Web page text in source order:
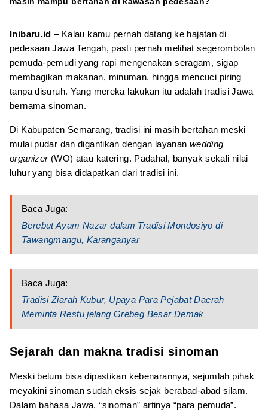
Inibaru.id – Kalau kamu pernah datang ke hajatan di
pedesaan Jawa Tengah, pasti pernah melihat segerombolan
pemuda-pemudi yang rapi mengenakan seragam, sigap
membagikan makanan, minuman, hingga mencuci piring
tanpa disuruh. Yang mereka lakukan itu adalah tradisi Jawa
bernama sinoman.
Di Kabupaten Semarang, tradisi ini masih bertahan meski
mulai pudar dan digantikan dengan layanan wedding
organizer(WO) atau katering. Padahal, banyak sekali nilai
luhur yang bisa didapatkan dari tradisi ini.
Baca Juga:
Berebut Ayam Nazar dalam Tradisi Mondosiyo di
Tawangmangu, Karanganyar
Baca Juga:
Tradisi Ziarah Kubur, Upaya Para Pejabat Daerah
Meminta Restu jelang Grebeg Besar Demak
Sejarah dan makna tradisi sinoman
Meski belum bisa dipastikan kebenarannya, sejumlah pihak
meyakini sinoman sudah eksis sejak berabad-abad silam.
Dalam bahasa Jawa, “sinoman” artinya “para pemuda”.